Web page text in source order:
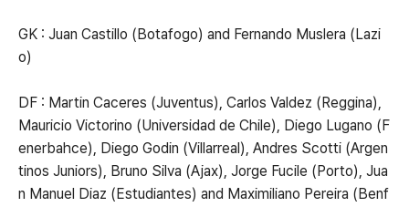
GK : Juan Castillo (Botafogo) and Fernando Muslera (Lazi
o)
DF : Martin Caceres (Juventus), Carlos Valdez (Reggina),
Mauricio Victorino (Universidad de Chile), Diego Lugano (F
enerbahce), Diego Godin (Villarreal), Andres Scotti (Argen
tinos Juniors), Bruno Silva (Ajax), Jorge Fucile (Porto), Jua
n Manuel Diaz (Estudiantes) and Maximiliano Pereira (Benf